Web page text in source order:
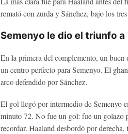
remató con zurda y Sánchez, bajo los
Semenyo le dio el triunfo
En la primera del complemento, un buen
un centro perfecto para Semenyo. El
arco defendido por Sánchez.
El gol llegó por intermedio de Semenyo
minuto 72. No fue un gol: fue un golazo
recordar. Haaland desbordó por derecha,